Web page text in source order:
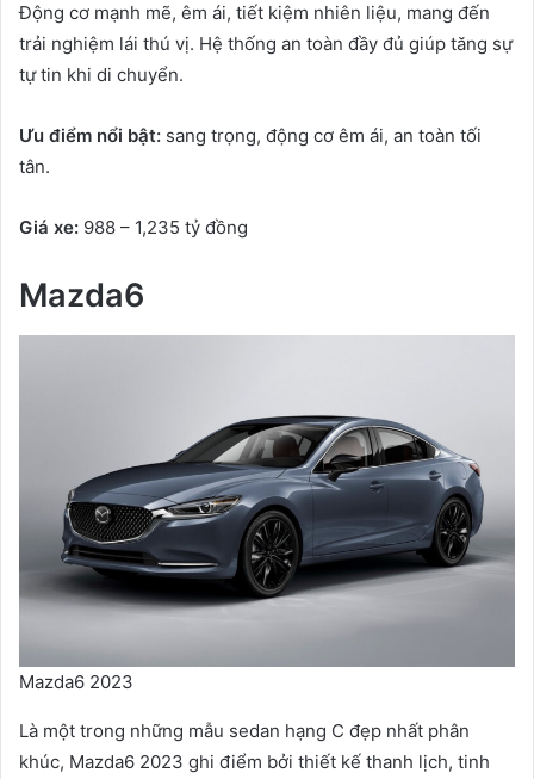
Động cơ mạnh mẽ, êm ái, tiết kiệm nhiên liệu, mang đến
trải nghiệm lái thú vị. Hệ thống an toàn đầy đủ giúp tăng sự
tự tin khi di chuyển.
Ưu điểm nổi bật: sang trọng, động cơ êm ái, an toàn tối
tân.
Giá xe: 988 – 1,235 tỷ đồng
Mazda6
Mazda6 2023
Là một trong những mẫu sedan hạng C đẹp nhất phân
khúc, Mazda6 2023 ghi điểm bởi thiết kế thanh lịch, tinh